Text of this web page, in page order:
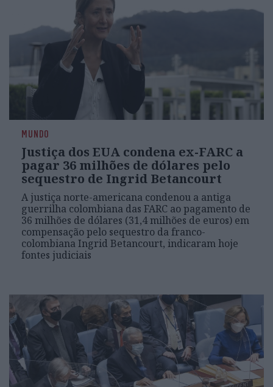
MUNDO
Justiça dos EUA condena ex-FARC a
pagar 36 milhões de dólares pelo
sequestro de Ingrid Betancourt
A justiça norte-americana condenou a antiga
guerrilha colombiana das FARC ao pagamento de
36 milhões de dólares (31,4 milhões de euros) em
compensação pelo sequestro da franco-
colombiana Ingrid Betancourt, indicaram hoje
fontes judiciais